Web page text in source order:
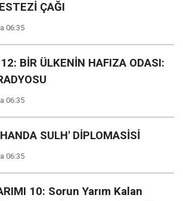
ÇAĞI
06:35
BİR ÜLKENİN HAFIZA ODASI:
06:35
SULH' DİPLOMASİSİ
06:35
10: Sorun Yarım Kalan